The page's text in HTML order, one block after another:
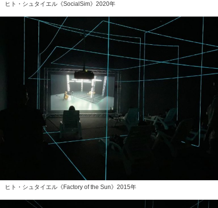
ヒト・シュタイエル《SocialSim》2020年
ヒト・シュタイエル《Factory of the Sun》2015年